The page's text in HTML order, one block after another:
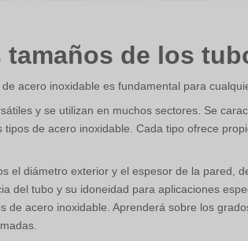
tamaños de los
acero inoxidable es fundamental para
y se utilizan en muchos sectores. Se
de acero inoxidable. Cada tipo ofrece
el diámetro exterior y el espesor de la pared,
del tubo y su idoneidad para aplicaciones
de acero inoxidable. Aprenderá sobre los